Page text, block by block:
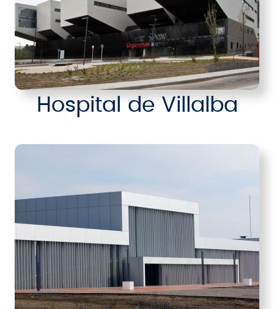
Hospital de Villalba